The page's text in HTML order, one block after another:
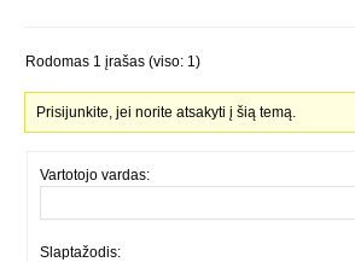
Rodomas 1 įrašas (viso: 1)
Prisijunkite, jei norite atsakyti į šią temą.
Vartotojo vardas:
Slaptažodis: